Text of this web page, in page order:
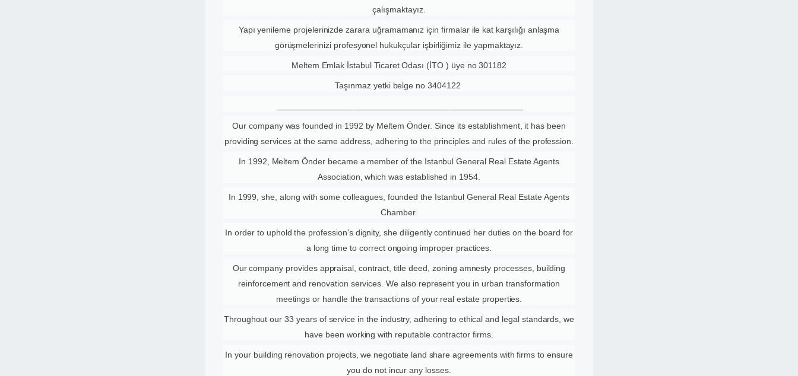
çalışmaktayız.
Yapı yenileme projelerinizde zarara uğramamanız için firmalar ile kat karşılığı anlaşma
görüşmelerinizi profesyonel hukukçular işbirliğimiz ile yapmaktayız.
Meltem Emlak İstabul Ticaret Odası (İTO ) üye no 301182
Taşınmaz yetki belge no 3404122
Our company was founded in 1992 by Meltem Önder. Since its establishment, it has been
providing services at the same address, adhering to the principles and rules of the profession.
In 1992, Meltem Önder became a member of the Istanbul General Real Estate Agents
Association, which was established in 1954.
In 1999, she, along with some colleagues, founded the Istanbul General Real Estate Agents
Chamber.
In order to uphold the profession's dignity, she diligently continued her duties on the board for
a long time to correct ongoing improper practices.
Our company provides appraisal, contract, title deed, zoning amnesty processes, building
reinforcement and renovation services. We also represent you in urban transformation
meetings or handle the transactions of your real estate properties.
Throughout our 33 years of service in the industry, adhering to ethical and legal standards, we
have been working with reputable contractor firms.
In your building renovation projects, we negotiate land share agreements with firms to ensure
you do not incur any losses.